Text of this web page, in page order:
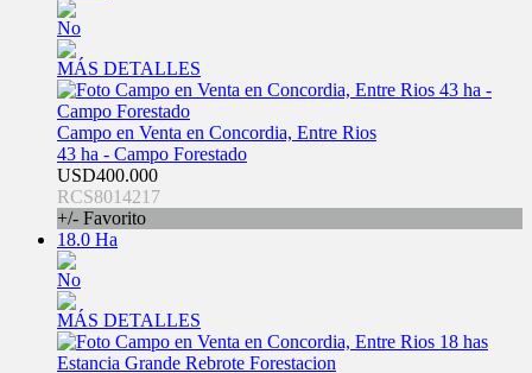
No
MÁS DETALLES
Campo en Venta en Concordia, Entre Rios
43 ha - Campo Forestado
USD400.000
RCS8014217
+/- Favorito
18.0 Ha
No
MÁS DETALLES